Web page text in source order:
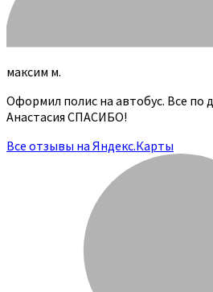
максим м.
Оформил полис на автобус. Все по
Анастасия СПАСИБО!
Все отзывы на Яндекс.Карты